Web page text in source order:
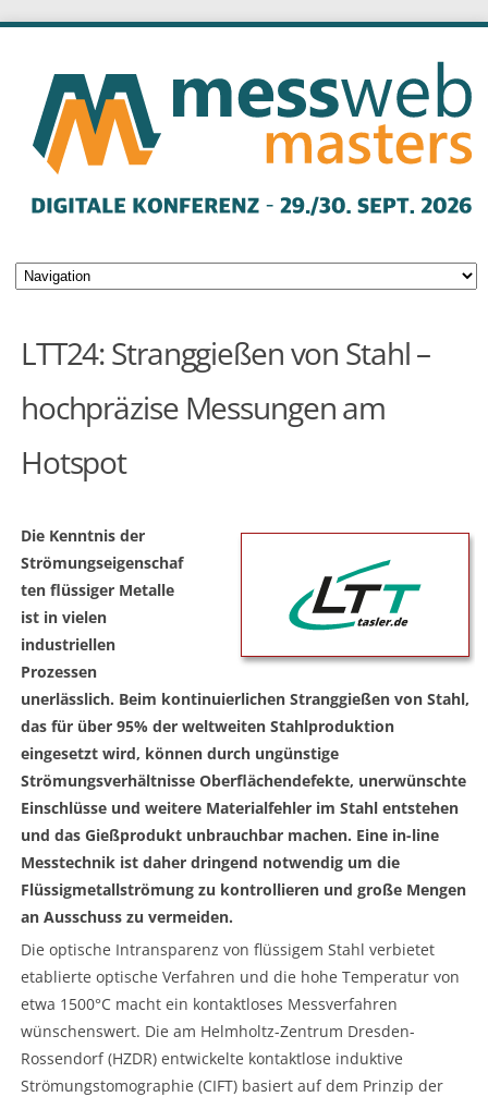
LTT24: Stranggießen von Stahl –
hochpräzise Messungen am
Hotspot
Die Kenntnis der
Strömungseigenschaf
ten flüssiger Metalle
ist in vielen
industriellen
Prozessen
unerlässlich. Beim kontinuierlichen Stranggießen von Stahl,
das für über 95% der weltweiten Stahlproduktion
eingesetzt wird, können durch ungünstige
Strömungsverhältnisse Oberflächendefekte, unerwünschte
Einschlüsse und weitere Materialfehler im Stahl entstehen
und das Gießprodukt unbrauchbar machen. Eine in-line
Messtechnik ist daher dringend notwendig um die
Flüssigmetallströmung zu kontrollieren und große Mengen
an Ausschuss zu vermeiden.
Die optische Intransparenz von flüssigem Stahl verbietet
etablierte optische Verfahren und die hohe Temperatur von
etwa 1500°C macht ein kontaktloses Messverfahren
wünschenswert. Die am Helmholtz-Zentrum Dresden-
Rossendorf (HZDR) entwickelte kontaktlose induktive
Strömungstomographie (CIFT) basiert auf dem Prinzip der